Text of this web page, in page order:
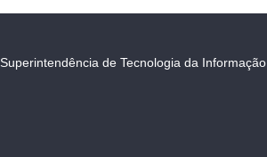
Superintendência de Tecnologia da Informação